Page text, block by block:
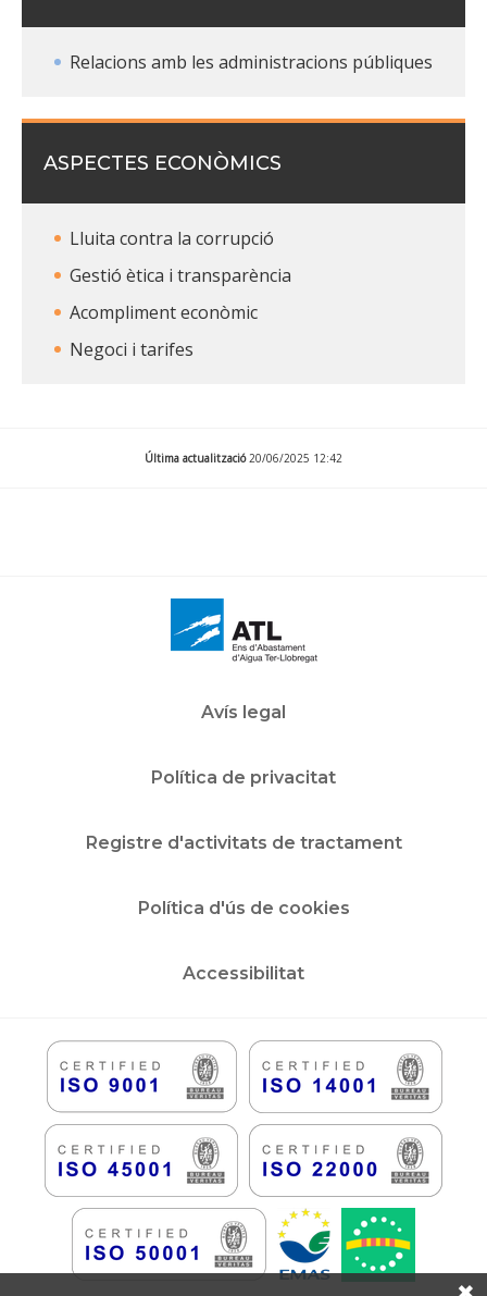
Relacions amb les administracions públiques
ASPECTES ECONÒMICS
Lluita contra la corrupció
Gestió ètica i transparència
Acompliment econòmic
Negoci i tarifes
Última actualització20/06/2025 12:42
Avís legal
Política de privacitat
Registre d'activitats de tractament
Política d'ús de cookies
Accessibilitat